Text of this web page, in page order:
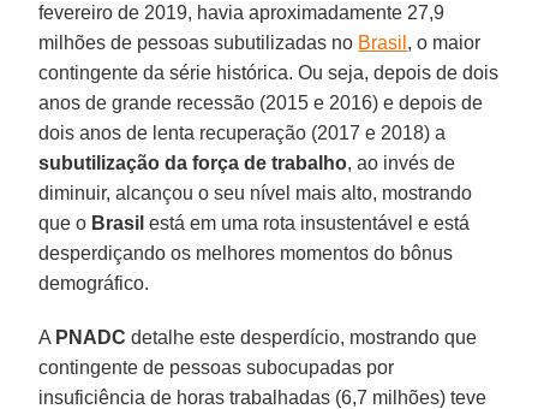
fevereiro de 2019, havia aproximadamente 27,9
milhões de pessoas subutilizadas no Brasil , o maior
contingente da série histórica. Ou seja, depois de dois
anos de grande recessão (2015 e 2016) e depois de
dois anos de lenta recuperação (2017 e 2018) a
subutilização da força de trabalho, ao invés de
diminuir, alcançou o seu nível mais alto, mostrando
que o Brasil está em uma rota insustentável e está
desperdiçando os melhores momentos do bônus
demográfico.
A PNADC detalhe este desperdício, mostrando que
contingente de pessoas subocupadas por
insuficiência de horas trabalhadas (6,7 milhões) teve